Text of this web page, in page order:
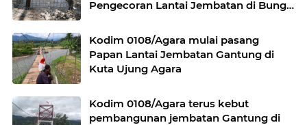
Pengecoran Lantai Jembatan di Bunga
Kodim 0108/Agara mulai pasang
Papan Lantai Jembatan Gantung di
Kuta Ujung Agara
Kodim 0108/Agara terus kebut
pembangunan jembatan Gantung di